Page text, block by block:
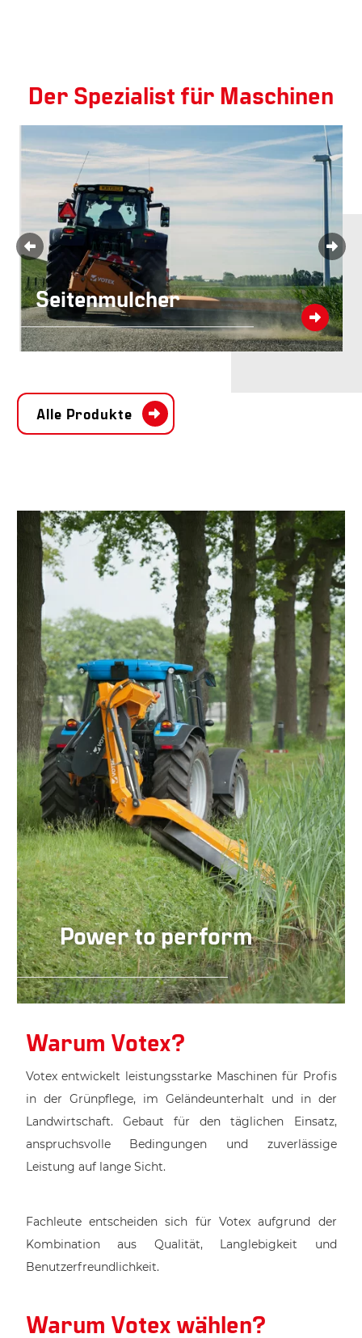
Der Spezialist für Maschinen
Modulare
Mähmaschinen
Alle Produkte
Power to perform
Warum Votex?
Votex entwickelt leistungsstarke Maschinen für Profis
in der Grünpflege, im Geländeunterhalt und in der
Landwirtschaft. Gebaut für den täglichen Einsatz,
anspruchsvolle Bedingungen und zuverlässige
Leistung auf lange Sicht.
Fachleute entscheiden sich für Votex aufgrund der
Kombination aus Qualität, Langlebigkeit und
Benutzerfreundlichkeit.
Warum Votex wählen?